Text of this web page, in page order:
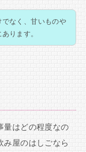
なく、甘いものや
ります。
量はどの程度なの
み屋のはしごなら